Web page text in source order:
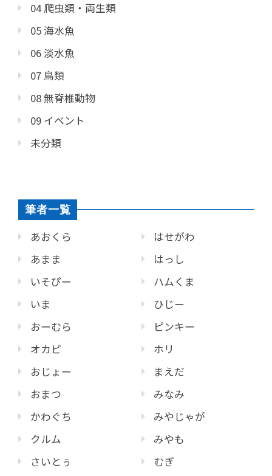
04 爬虫類・両生類
05 海水魚
06 淡水魚
07 鳥類
08 無脊椎動物
09 イベント
未分類
筆者一覧
あおくら
あまま
いそぴー
いま
おーむら
オカピ
おじょー
おまつ
かわぐち
クルム
さいとぅ
はせがわ
はっし
ハムくま
ひじー
ピンキー
ホリ
まえだ
みなみ
みやじゃが
みやも
むぎ